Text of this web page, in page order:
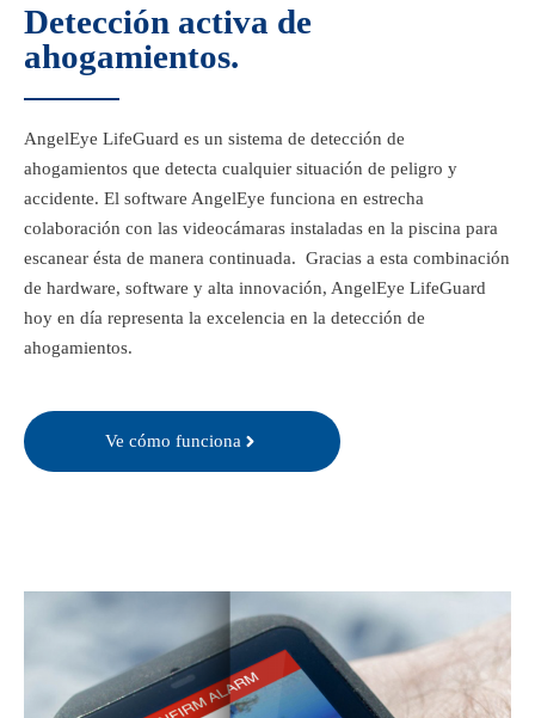
Detección activa de
ahogamientos.
AngelEye LifeGuard es un sistema de detección de
ahogamientos que detecta cualquier situación de peligro y
accidente. El software AngelEye funciona en estrecha
colaboración con las videocámaras instaladas en la piscina para
escanear ésta de manera continuada. Gracias a esta combinación
de hardware, software y alta innovación, AngelEye LifeGuard
hoy en día representa la excelencia en la detección de
ahogamientos.
Ve cómo funciona